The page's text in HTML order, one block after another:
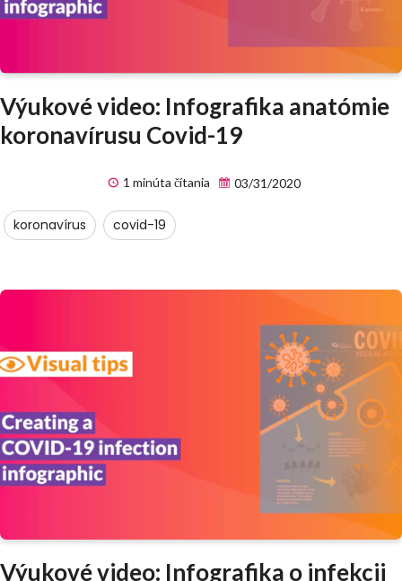
Výukové video: Infografika anatómie
koronavírusu Covid-19
1 minúta čítania 03/31/2020
koronavírus covid-19
Výukové video: Infografika o infekcii